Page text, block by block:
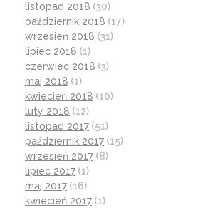
listopad 2018 (30)
październik 2018 (17)
wrzesień 2018 (31)
lipiec 2018 (1)
czerwiec 2018 (3)
maj 2018 (1)
kwiecień 2018 (10)
luty 2018 (12)
listopad 2017 (51)
październik 2017 (15)
wrzesień 2017 (8)
lipiec 2017 (1)
maj 2017 (16)
kwiecień 2017 (1)